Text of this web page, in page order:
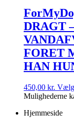
DRAGT
FORET
HAN
450,00 kr. Vælg
Mulighederne
Hjemmeside